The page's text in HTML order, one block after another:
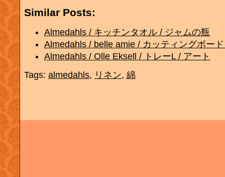
Similar Posts:
Almedahls / キッチンタオル / ジャムの瓶
Almedahls / belle amie / カッティングボー
Almedahls / Olle Eksell / トレーL / アート
Tags: almedahls, リネン, 綿